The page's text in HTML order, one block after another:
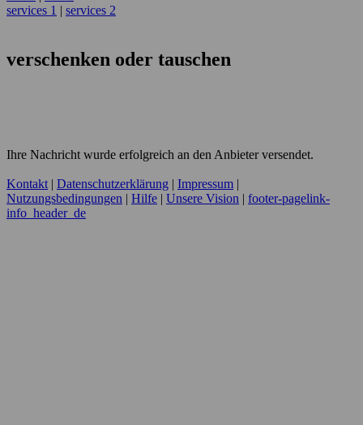
services 1 | services 2
verschenken oder tauschen
Ihre Nachricht wurde erfolgreich an den Anbieter versendet.
Kontakt| Datenschutzerklärung Impressum
Nutzungsbedingungen
Hilfe Unsere Vision
footer-pagelink-
info_header_de